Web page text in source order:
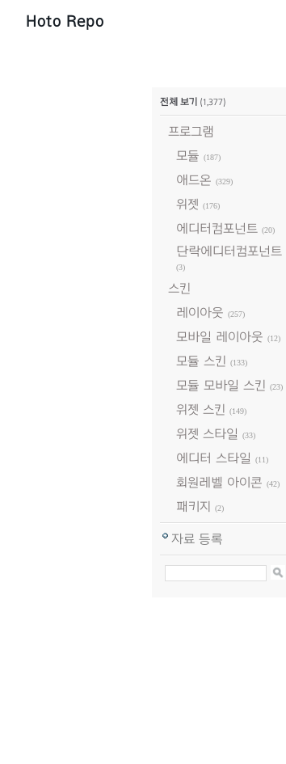
Hoto Repo
전체 보기 (1,377)
프로그램
모듈 (187)
애드온 (329)
위젯 (176)
에디터컴포넌트 (20)
단락에디터컴포넌트
(3)
스킨
레이아웃 (257)
모바일 레이아웃 (12)
모듈 스킨 (133)
모듈 모바일 스킨 (23)
위젯 스킨 (149)
위젯 스타일 (33)
에디터 스타일 (11)
회원레벨 아이콘 (42)
패키지 (2)
자료 등록